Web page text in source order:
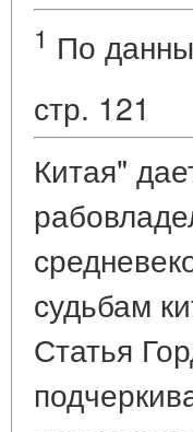
1 По
стр. 121
Китая"
судьбам
Статья